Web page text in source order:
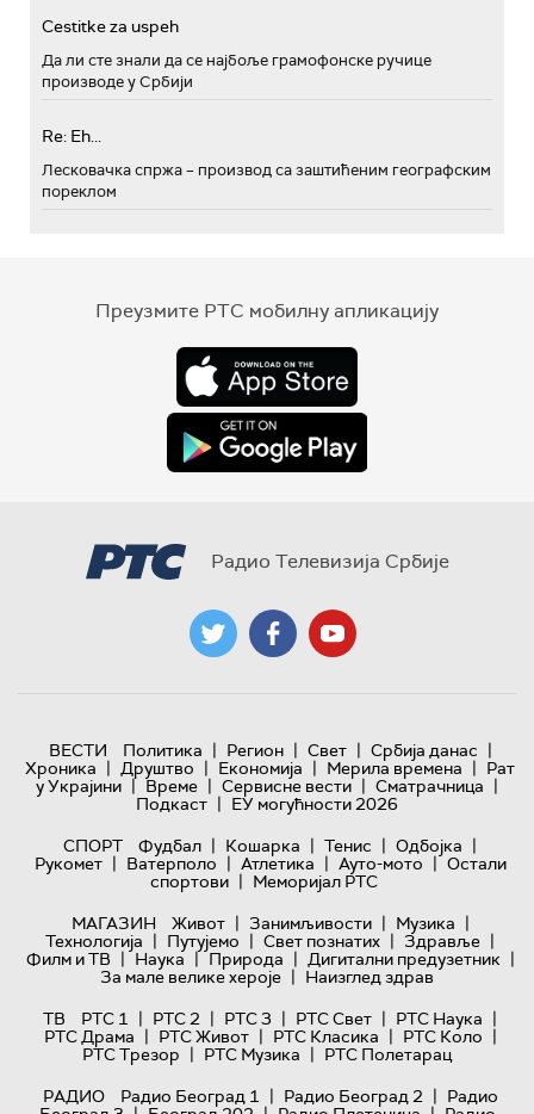
Cestitke za uspeh
Да ли сте знали да се најбоље грамофонске ручице
производе у Србији
Re: Eh...
Лесковачка спржа – производ са заштићеним географским
пореклом
Преузмите РТС мобилну апликацију
Радио Телевизија Србије
ВЕСТИ Политика | Регион | Свет | Србија данас |
Хроника | Друштво | Економија | Мерила времена | Рат
у Украјини | Време | Сервисне вести | Сматрачница |
Подкаст | ЕУ могућности 2026
СПОРТ
Фудбал | Кошарка | Тенис | Одбојка |
Рукомет | Ватерполо | Атлетика | Ауто-мото | Остали
спортови | Меморијал РТС
МАГАЗИН
Живот | Занимљивости | Музика |
Технологијa | Путујемо | Свет познатих | Здравље |
Филм и ТВ | Наука | Природа | Дигитални предузетник |
За мале велике хероје | Наизглед здрав
ТВ
РТС 1 | РТС 2 | РТС 3 | РТС Свет | РТС Наука |
РТС Драма | РТС Живот | РТС Класика | РТС Коло |
РТС Трезор | РТС Музика | РТС Полетарац
РАДИО
Радио Београд 1 | Радио Београд 2 | Радио